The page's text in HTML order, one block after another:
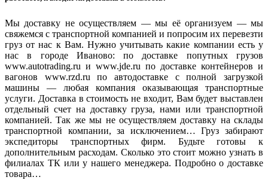
Мы доставку не осуществляем — мы её организуем — мы
свяжемся с транспортной компанией и попросим их перевезти
груз от нас к Вам. Нужно учитывать какие компании есть у
нас в городе Иваново: по доставке попутных грузов
www.autotrading.ru и www.jde.ru по доставке контейнеров и
вагонов www.rzd.ru по автодоставке с полной загрузкой
машины — любая компания оказывающая транспортные
услуги. Доставка в стоимость не входит, Вам будет выставлен
отдельный счет на доставку груза, нами или транспортной
компанией. Так же мы не осуществляем доставку на склады
транспортной компании, за исключением… Груз забирают
экспедиторы транспортных фирм. Будьте готовы к
дополнительным расходам. Сколько это стоит можно узнать в
филиалах ТК или у нашего менеджера. Подробно о доставке
товара…